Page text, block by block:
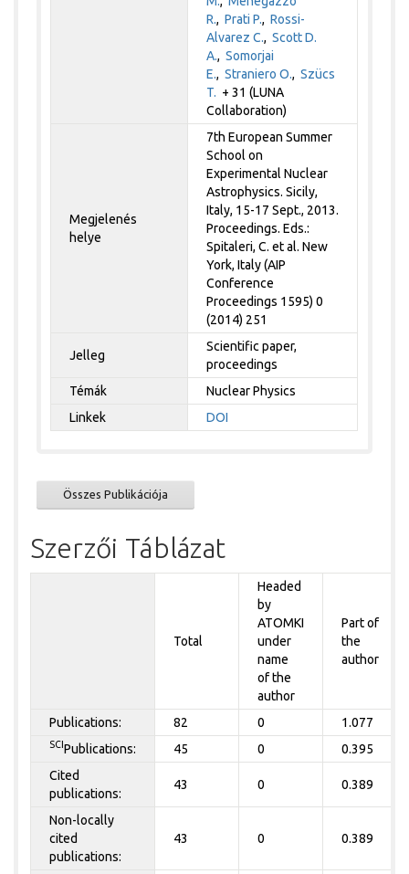
R.,Prati P.,Rossi-
Alvarez C.,Scott D.
A.,Somorjai
E.,Straniero O.,Szücs
T. + 31 (LUNA
Collaboration)
Megjelenés
helye
7th European Summer
School on
Experimental Nuclear
Astrophysics. Sicily,
Italy, 15-17 Sept., 2013.
Proceedings. Eds.:
Spitaleri, C. et al. New
York, Italy (AIP
Conference
Proceedings 1595) 0
(2014) 251
Jelleg
Scientific paper,
proceedings
Témák
Nuclear Physics
Linkek
DOI
Összes Publikációja
Szerzői Táblázat
Total
Headed
by
ATOMKI
under
name
of the
author
Part of
the
author
Publications: 82 0 1.077
SCI Publications: 45 0
0.395
Cited
publications:
43 0 0.389
Non-locally
cited
publications:
43 0 0.389